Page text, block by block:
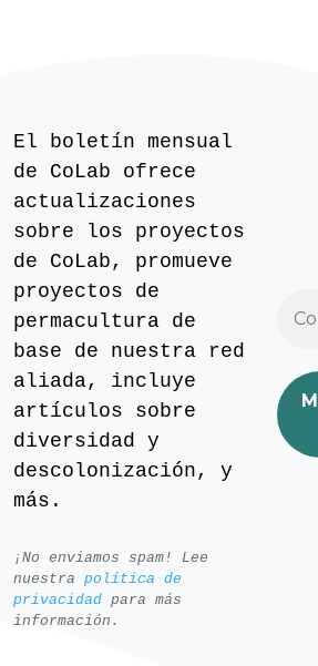
El boletín mensual
de CoLab ofrece
actualizaciones
sobre los proyectos
de CoLab, promueve
proyectos de
permacultura de
base de nuestra red
aliada, incluye
artículos sobre
diversidad y
descolonización, y
más.
¡No enviamos spam! Lee
nuestra política de
privacidadpara más
información.